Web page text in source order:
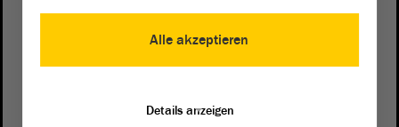
Alle akzeptieren
Details anzeigen